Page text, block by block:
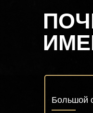
Большой